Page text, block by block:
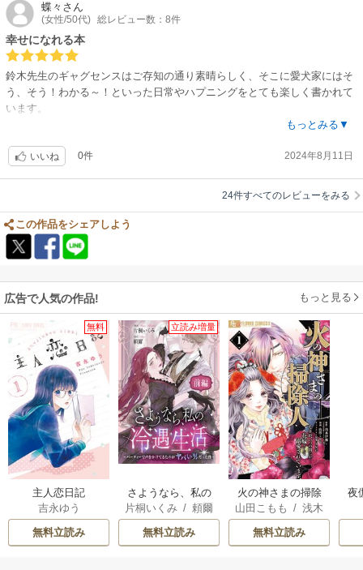
蝶々 さん
(女性/50代) 総レビュー数：8件
幸せになれる本
鈴木先生のギャグセンスはご存知の通り素晴らしく、そこに愛犬家にはそ
う、そう！わかる～！といった日常やハプニングをとても楽しく書かれて
います。
からこそ愛着感じます。
もっとみる▼
いいね 0件 2024年8月11日
24件すべてのレビューをみる
この作品をシェアしよう
広告で人気の作品! もっと見る
無料
主人恋日記
吉永ゆう
無料立読み
立読み増量
さようなら、私の
冷遇生活 ～パーテ
ィーで声をかけて
きたのがヤバい男
片桐いくみ / 頼爾
無料立読み
火の神さまの掃除
人ですが、いつの
間にか花嫁として
溺愛されています
山田こもも /浅木
伊都/SNC
無料立読み
夜